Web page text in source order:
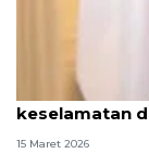
Gibran
keselamatan
15 Maret 2026